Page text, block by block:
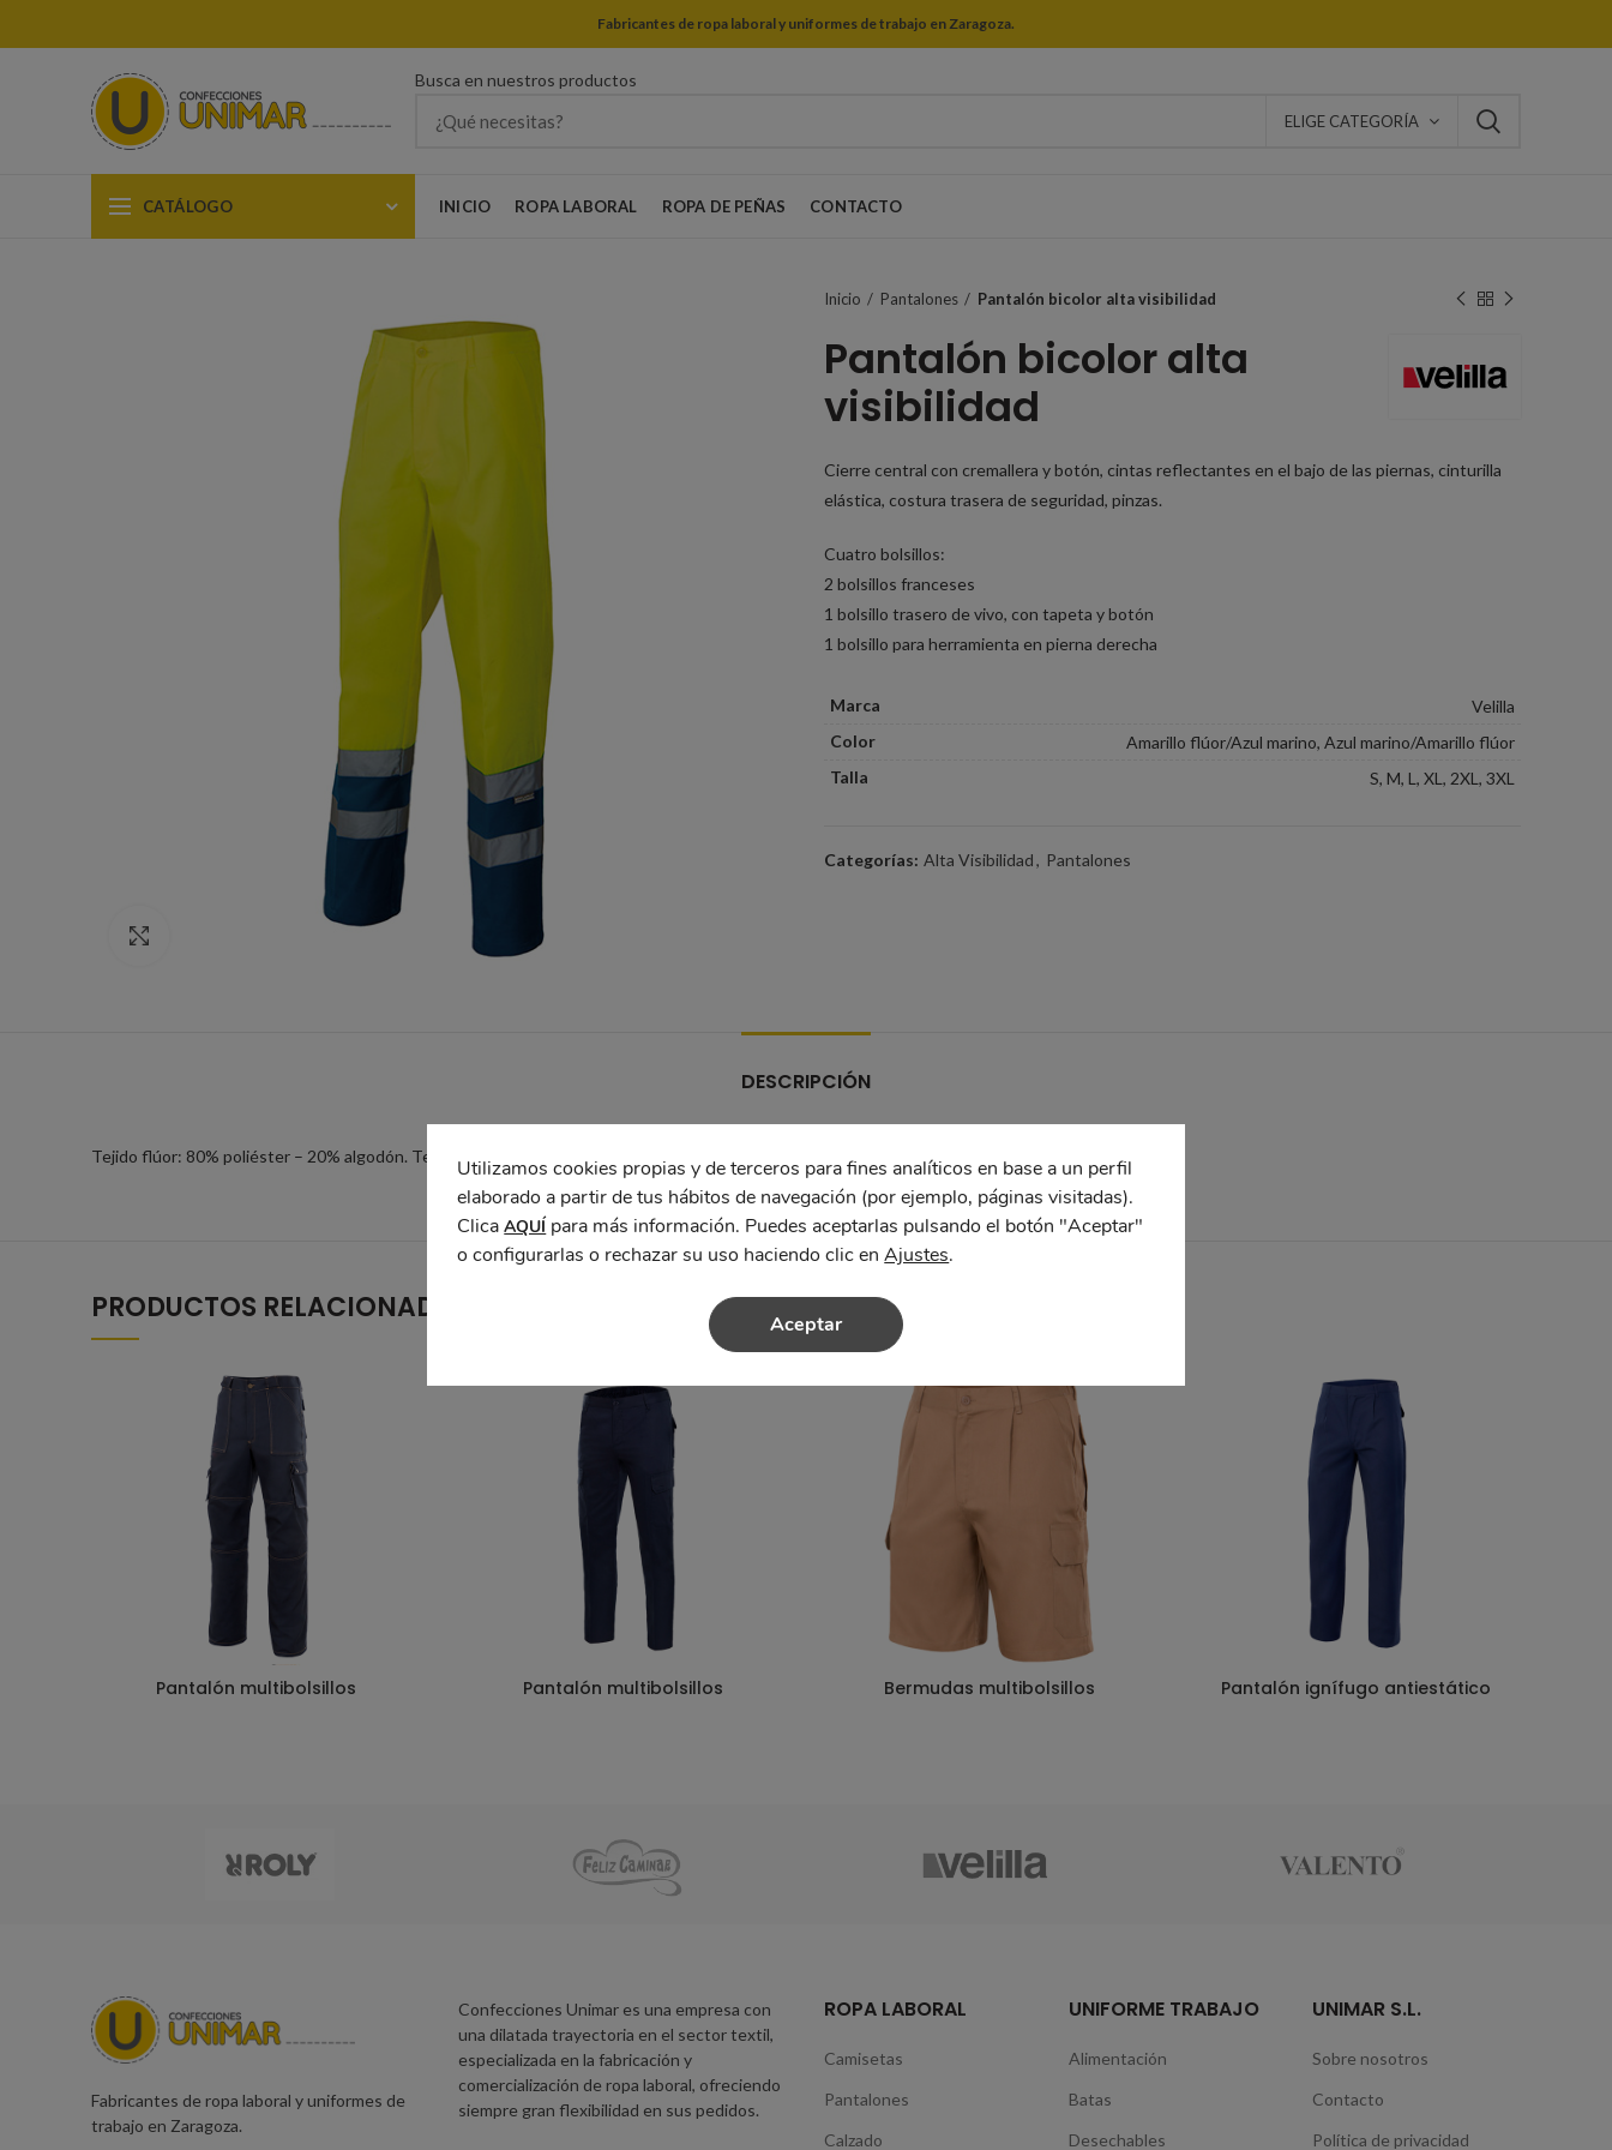
Fabricantes de ropa laboral y uniformes de trabajo en Zaragoza.
Busca en nuestros productos
ELIGE CATEGORÍA
CATÁLOGO INICIO ROPA LABORAL ROPA DE PEÑAS CONTACTO
Inicio Pantalones Pantalón bicolor alta visibilidad
Pantalón bicolor alta
visibilidad
Cierre central con cremallera y botón, cintas reflectantes en el bajo de las piernas, cinturilla
elástica, costura trasera de seguridad, pinzas.
Cuatro bolsillos:
2 bolsillos franceses
1 bolsillo trasero de vivo, con tapeta y botón
1 bolsillo para herramienta en pierna derecha
Marca
Velilla
Color
Amarillo flúor/Azul marino, Azul marino/Amarillo flúor
Talla
S, M, L, XL, 2XL, 3XL
Categorías: Alta Visibilidad, Pantalones
DESCRIPCIÓN
Tejido flúor: 80% poliéster – 20% algodón. Tejido: 65% poliéster – 35% algodón
PRODUCTOS RELACIONADOS
Pantalón multibolsillos Pantalón multibolsillos Bermudas multibolsillos Pantalón ignífugo antiestático
Fabricantes de ropa laboral y uniformes de
trabajo en Zaragoza.
Confecciones Unimar es una empresa con
una dilatada trayectoria en el sector textil,
especializada en la fabricación y
comercialización de ropa laboral, ofreciendo
siempre gran flexibilidad en sus pedidos.
ROPA LABORAL
Camisetas
Pantalones
Calzado
UNIFORME TRABAJO
Alimentación
Batas
Desechables
UNIMAR S.L.
Sobre nosotros
Contacto
Política de privacidad
Utilizamos cookies propias y de terceros para fines analíticos en base a un perfil
elaborado a partir de tus hábitos de navegación (por ejemplo, páginas visitadas).
ClicaAQUÍpara más información. Puedes aceptarlas pulsando el botón "Aceptar"
o configurarlas o rechazar su uso haciendo clic enAjustes.
Aceptar